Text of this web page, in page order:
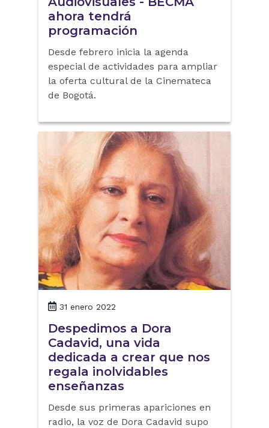
ahora tendrá
programación
Desde febrero inicia la agenda
especial de actividades para ampliar
la oferta cultural de la Cinemateca
de Bogotá.
31 enero 2022
Despedimos a Dora
Cadavid, una vida
dedicada a crear que nos
regala inolvidables
enseñanzas
Desde sus primeras apariciones en
radio, la voz de Dora Cadavid supo